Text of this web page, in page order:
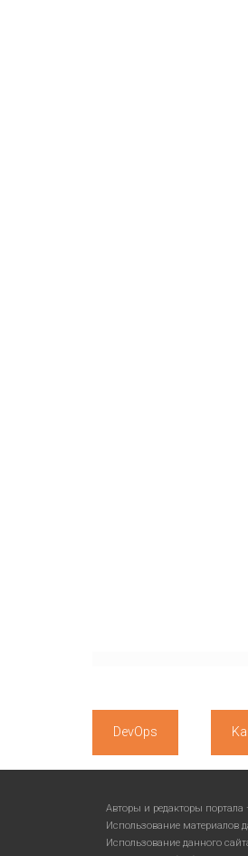
DevOps
Авторы и редакторы
Использование материалов
Использование данного